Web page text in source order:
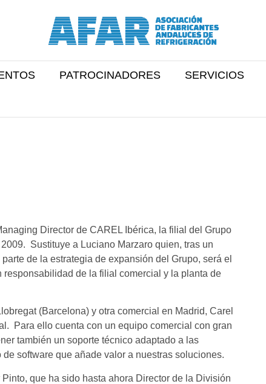
PATROCINADORES SERVICIOS
Director de CAREL Ibérica, la filial del Grupo
Sustituye a Luciano Marzaro quien, tras un
de la estrategia de expansión del Grupo, será el
de la filial comercial y la planta de
(Barcelona) y otra comercial en Madrid, Carel
Para ello cuenta con un equipo comercial con gran
también un soporte técnico adaptado a las
software que añade valor a nuestras soluciones.
que ha sido hasta ahora Director de la División